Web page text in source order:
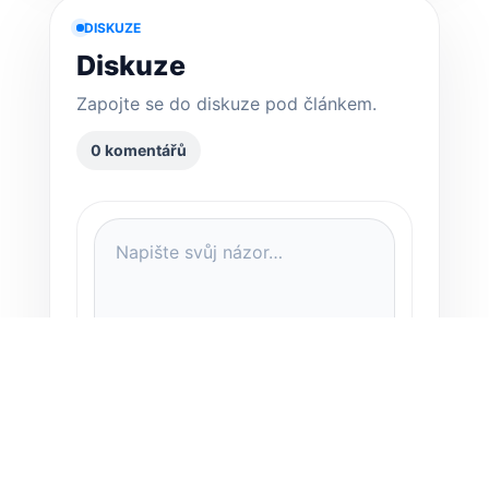
DISKUZE
Diskuze
Zapojte se do diskuze pod článkem.
0 komentářů